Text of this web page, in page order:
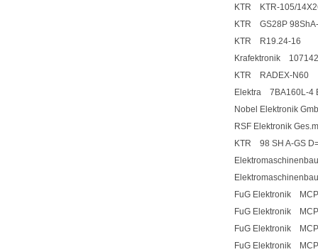
KTR KTR-105/
KTR GS28P
KTR R19.24-16
Krafektronik
KTR RADEX-N60
Elektra 7BA160L-4
Nobel Elektronik
RSF Elektronik
KTR 98 SH A-GS
FuG Elektronik
FuG Elektronik
FuG Elektronik
FuG Elektronik